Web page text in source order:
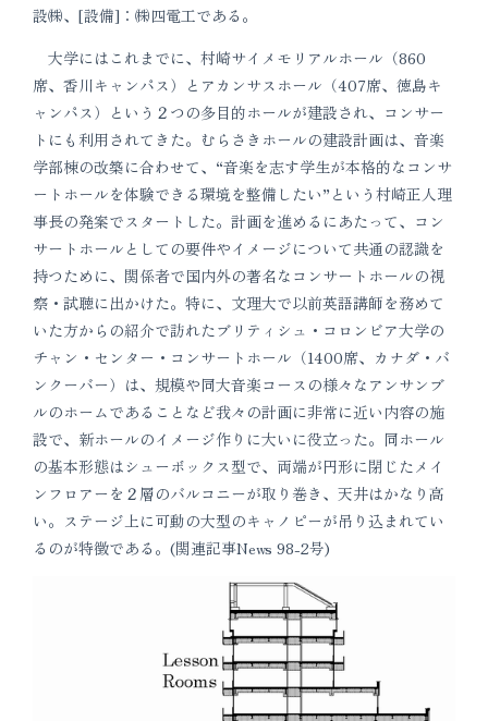
設㈱、[設備]：㈱四電工である。
大学にはこれまでに、村崎サイメモリアルホール（860
席、香川キャンパス）とアカンサスホール（407席、徳島キ
ャンパス）という２つの多目的ホールが建設され、コンサー
トにも利用されてきた。むらさきホールの建設計画は、音楽
学部棟の改築に合わせて、“音楽を志す学生が本格的なコンサ
ートホールを体験できる環境を整備したい”という村崎正人理
事長の発案でスタートした。計画を進めるにあたって、コン
サートホールとしての要件やイメージについて共通の認識を
持つために、関係者で国内外の著名なコンサートホールの視
察・試聴に出かけた。特に、文理大で以前英語講師を務めて
いた方からの紹介で訪れたブリティシュ・コロンビア大学の
チャン・センター・コンサートホール（1400席、カナダ・バ
ンクーバー）は、規模や同大音楽コースの様々なアンサンブ
ルのホームであることなど我々の計画に非常に近い内容の施
設で、新ホールのイメージ作りに大いに役立った。同ホール
の基本形態はシューボックス型で、両端が円形に閉じたメイ
ンフロアーを２層のバルコニーが取り巻き、天井はかなり高
い。ステージ上に可動の大型のキャノピーが吊り込まれてい
るのが特徴である。(関連記事News 98-2号)